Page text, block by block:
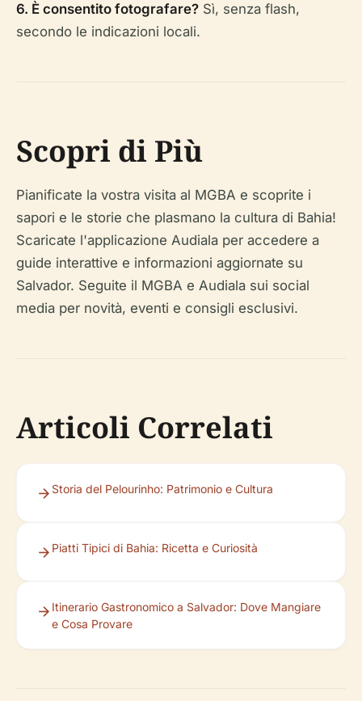
6. È consentito fotografare? Sì, senza flash,
secondo le indicazioni locali.
Scopri di Più
Pianificate la vostra visita al MGBA e scoprite i
sapori e le storie che plasmano la cultura di Bahia!
Scaricate l'applicazione Audiala per accedere a
guide interattive e informazioni aggiornate su
Salvador. Seguite il MGBA e Audiala sui social
media per novità, eventi e consigli esclusivi.
Articoli Correlati
Storia del Pelourinho: Patrimonio e Cultura
Piatti Tipici di Bahia: Ricetta e Curiosità
Itinerario Gastronomico a Salvador: Dove Mangiare
e Cosa Provare